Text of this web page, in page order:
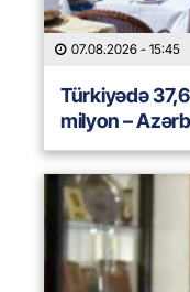
07.08.2026 - 15:45
Türkiyədə
milyon –